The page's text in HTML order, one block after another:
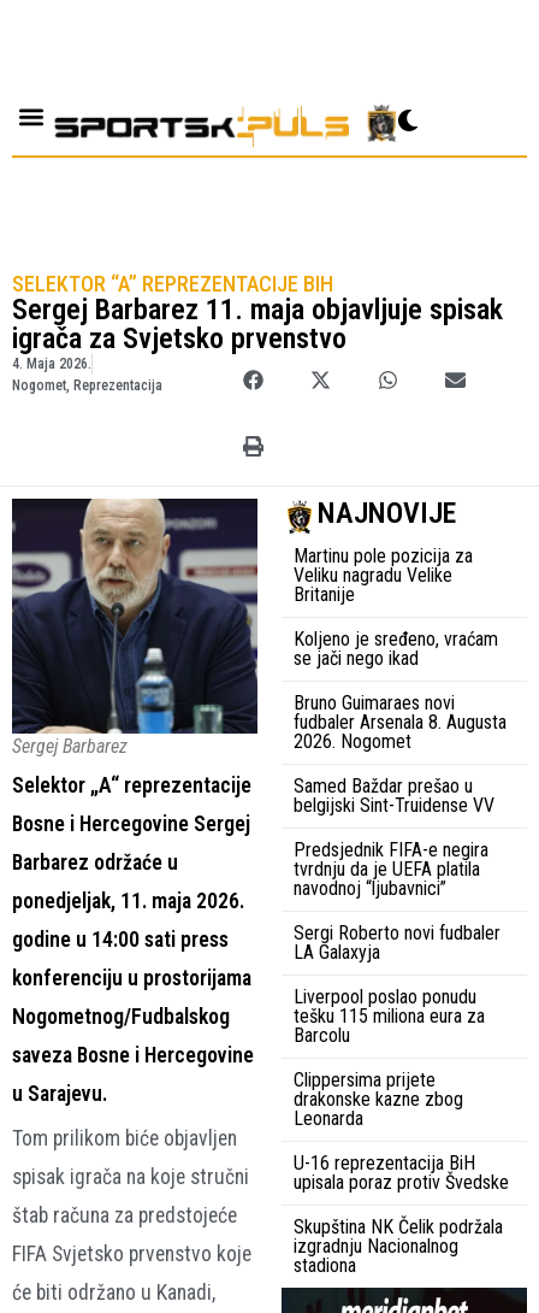
SELEKTOR “A” REPREZENTACIJE BIH
Sergej Barbarez 11. maja objavljuje spisak
igrača za Svjetsko prvenstvo
4. Maja 2026.
Nogomet Reprezentacija
Sergej Barbarez
Selektor „A“ reprezentacije
Bosne i Hercegovine Sergej
Barbarez održaće u
ponedjeljak, 11. maja 2026.
godine u 14:00 sati press
konferenciju u prostorijama
Nogometnog/Fudbalskog
saveza Bosne i Hercegovine
u Sarajevu.
Tom prilikom biće objavljen
spisak igrača na koje stručni
štab računa za predstojeće
FIFA Svjetsko prvenstvo koje
će biti održano u Kanadi,
NAJNOVIJE
Martinu pole pozicija za
Veliku nagradu Velike
Britanije
Koljeno je sređeno, vraćam
se jači nego ikad
Bruno Guimaraes novi
fudbaler Arsenala 8. Augusta
2026. Nogomet
Samed Baždar prešao u
belgijski Sint-Truidense VV
Predsjednik FIFA-e negira
tvrdnju da je UEFA platila
navodnoj “ljubavnici”
Sergi Roberto novi fudbaler
LA Galaxyja
Liverpool poslao ponudu
tešku 115 miliona eura za
Barcolu
Clippersima prijete
drakonske kazne zbog
Leonarda
U-16 reprezentacija BiH
upisala poraz protiv Švedske
Skupština NK Čelik podržala
izgradnju Nacionalnog
stadiona